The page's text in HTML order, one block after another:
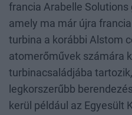
francia Arabelle Solutions
amely ma már újra
turbina a korábbi Alstom
atomerőművek számára
turbinacsaládjába
legkorszerűbb
kerül például az Egyesült